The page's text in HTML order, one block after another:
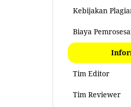
Kebijakan
Biaya
Tim Editor
Tim Reviewer